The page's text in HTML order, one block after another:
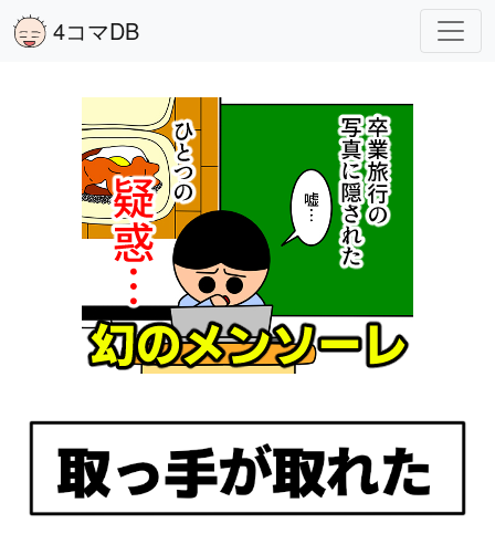
4コマDB